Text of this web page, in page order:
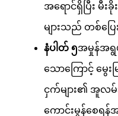
အရောင်ရှိပြီး မီးခို
များသည် တစ်ပ
နံပါတ် ၅အမှုန်အရွ
သောကြောင့် မွေး
ငှက်များ၏ အူလ
ကောင်းမွန်စေရ